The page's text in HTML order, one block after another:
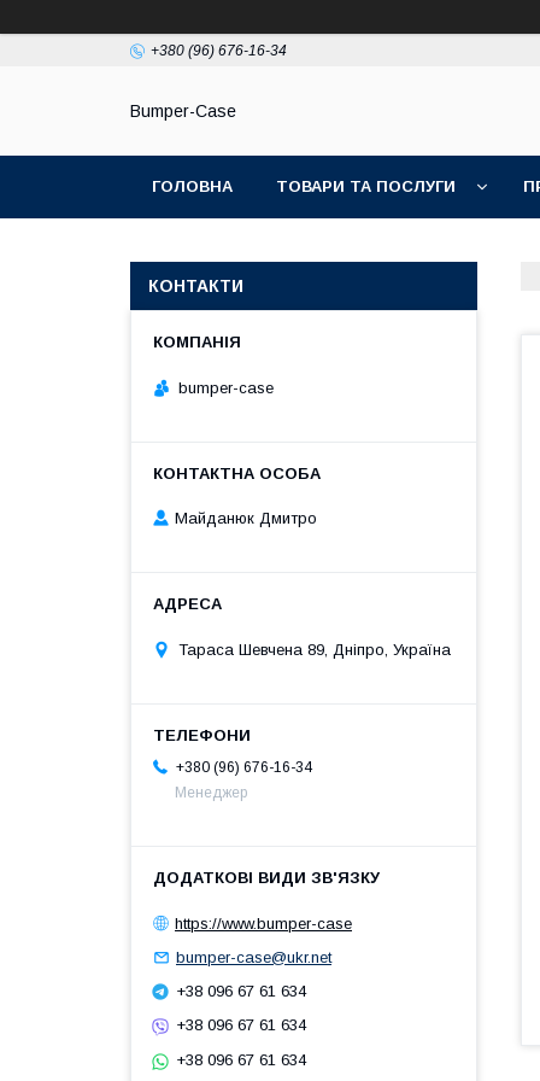
+380 (96) 676-16-34
Bumper-Case
ГОЛОВНА ТОВАРИ ТА ПОСЛУГИ
КОНТАКТИ
bumper-case
Майданюк Дмитро
Тараса Шевчена 89, Дніпро, Україна
+380 (96) 676-16-34
Менеджер
https://www.bumper-case
bumper-case@ukr.net
+38 096 67 61 634
+38 096 67 61 634
+38 096 67 61 634